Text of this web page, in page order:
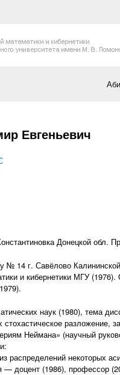
Евгеньевич
Донецкой обл.
14 г. Савёлово
и кибернетики МГУ
наук (1980), тема
разложение,
Неймана» (научный
распределений некоторых
— доцент (1986), профессор